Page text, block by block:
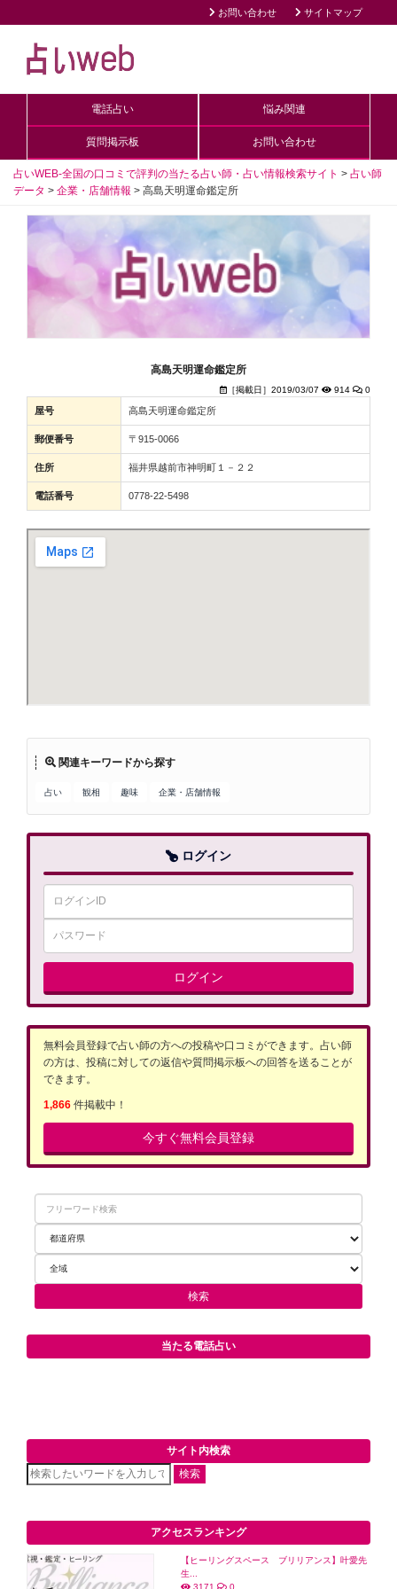
お問い合わせ サイトマップ
電話占い 悩み関連
質問掲示板 お問い合わせ
占いWEB-全国の口コミで評判の当たる占い師・占い情報検索サイト > 占い師
データ > 企業・店舗情報 > 高島天明運命鑑定所
高島天明運命鑑定所
［掲載日］2019/03/07 914 0
屋号 高島天明運命鑑定所
郵便番号 〒915-0066
住所 福井県越前市神明町１－２２
電話番号 0778-22-5498
関連キーワードから探す
占い 観相 趣味 企業・店舗情報
ログイン
ログイン
無料会員登録で占い師の方への投稿や口コミができます。占い師
の方は、投稿に対しての返信や質問掲示板への回答を送ることが
できます。
1,866 件掲載中！
今すぐ無料会員登録
当たる電話占い
サイト内検索
検索
アクセスランキング
【ヒーリングスペース ブリリアンス】叶愛先
生...
3171
0